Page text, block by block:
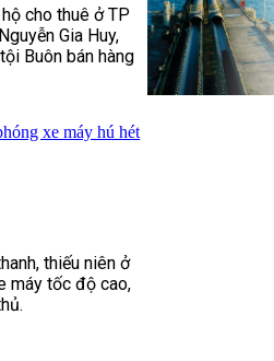
cho thuê ở TP
Gia Huy,
Buôn bán hàng
xe máy hú hét
thiếu niên ở
máy tốc độ cao,